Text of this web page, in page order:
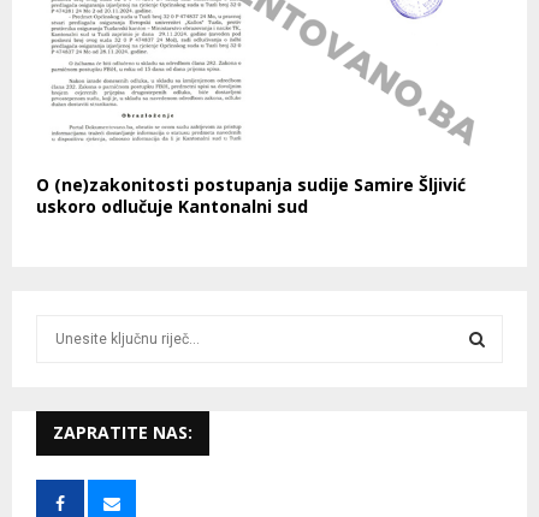
O (ne)zakonitosti postupanja sudije Samire Šljivić
uskoro odlučuje Kantonalni sud
h
f
ZAPRATITE NAS: